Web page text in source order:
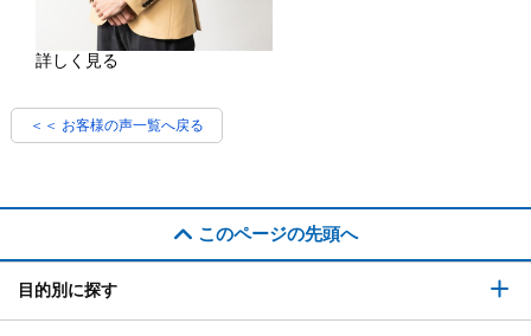
詳しく見る
＜＜ お客様の声一覧へ戻る
このページの先頭へ
目的別に探す